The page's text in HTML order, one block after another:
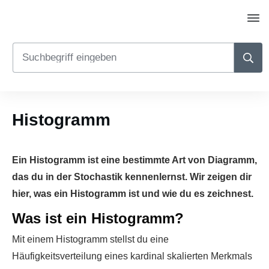
Histogramm
Ein Histogramm ist eine bestimmte Art von Diagramm,
das du in der Stochastik kennenlernst. Wir zeigen dir
hier, was ein Histogramm ist und wie du es zeichnest.
Was ist ein Histogramm?
Mit einem Histogramm stellst du eine
Häufigkeitsverteilung eines kardinal skalierten Merkmals